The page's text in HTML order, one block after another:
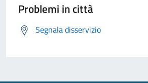
Problemi in città
Segnala disservizio